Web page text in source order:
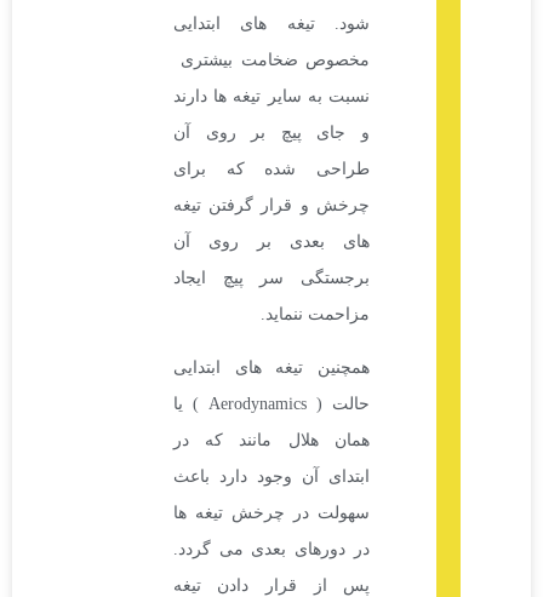
شود. تیغه های ابتدایی
مخصوص ضخامت بیشتری
نسبت به سایر تیغه ها دارند
و جای پیچ بر روی آن
طراحی شده که برای
چرخش و قرار گرفتن تیغه
های بعدی بر روی آن
برجستگی سر پیچ ایجاد
همچنین تیغه های ابتدایی
حالت ( Aerodynamics ) یا
همان هلال مانند که در
ابتدای آن وجود دارد باعث
سهولت در چرخش تیغه ها
در دورهای بعدی می گردد.
پس از قرار دادن تیغه